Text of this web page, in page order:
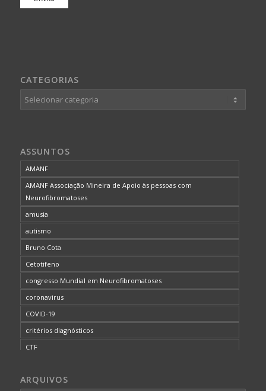
CATEGORIAS
Categorias
ASSUNTOS
AMANF
AMANF Associação Mineira de Apoio às pessoas com
Neurofibromatoses
amusia
autismo
Bruno Cota
Cetotifeno
congresso Mundial em Neurofibromatoses
coronavirus
COVID-19
critérios diagnósticos
CTF
desordem do processamento auditivo
ARQUIVOS